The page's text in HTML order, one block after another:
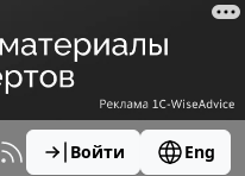
Войти Eng